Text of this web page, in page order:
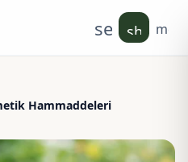
search
Hammaddeleri